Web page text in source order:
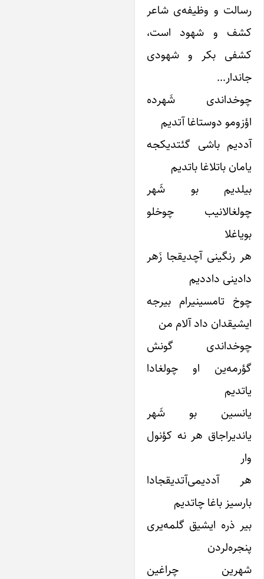
و وظیفه‌ی شاعر
و شهود است،
بکر و شهودی
شَهرده
دوستاغا آتدیم
باشی گئتدیکجه
باتلاغا باتدیم
بو شَهر
چوخلو
رنگینی آچدیقجا زَهر
داددیم
تامسینیرام بیرجه
داد آلام من
گونش
او چولغادا‌
بو شَهر
هر نه کؤنول
آددیمی‌آتدیقجادا
باغا چاتدیم
ذره ایشیق گلمه‌یری
چراغین